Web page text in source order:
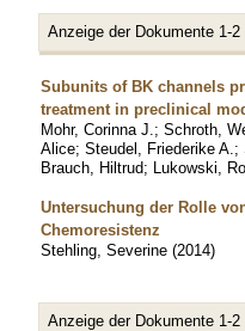
Anzeige der Dokumente 1-2
Subunits of BK channels
treatment in preclinical
Mohr, Corinna J. ; Schroth,
Alice; Steudel, Friederike A. ;
Brauch, Hiltrud; Lukowski,
Untersuchung der Rolle
Chemoresistenz
Stehling, Severine (2014)
Anzeige der Dokumente 1-2